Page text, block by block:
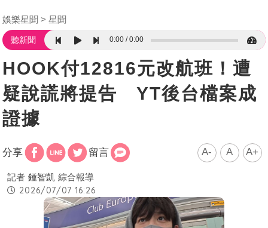
娛樂星聞 星聞
聽新聞 0:00 0:00
HOOK付12816元改航班！遭
疑說謊將提告 YT後台檔案成
證據
分享 留言 A- A A+
記者 鍾智凱 綜合報導
2026/07/07 16:26